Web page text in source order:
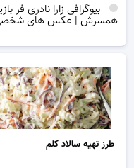
بیوگرافی زارا نادری فر
همسرش | عکس های
طرز تهیه سالاد کلم